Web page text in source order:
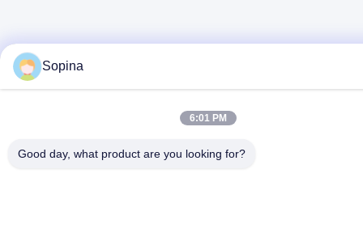
Sopina
6:01 PM
Good day, what product are you looking for?